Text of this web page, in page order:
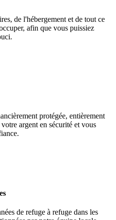
de l'hébergement et de tout ce
afin que vous puissiez
protégée, entièrement
argent en sécurité et vous
de refuge à refuge dans les